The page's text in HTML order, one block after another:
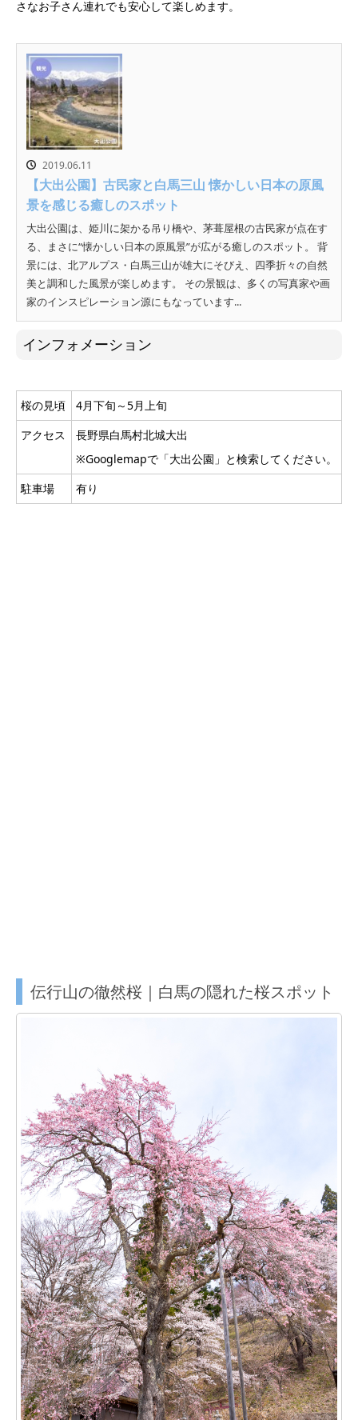
さなお子さん連れでも安心して楽しめます。
2019.06.11
【大出公園】古民家と白馬三山 懐かしい日本の原風
景を感じる癒しのスポット
大出公園は、姫川に架かる吊り橋や、茅葺屋根の古民家が点在す
る、まさに“懐かしい日本の原風景”が広がる癒しのスポット。 背
景には、北アルプス・白馬三山が雄大にそびえ、四季折々の自然
美と調和した風景が楽しめます。 その景観は、多くの写真家や画
家のインスピレーション源にもなっています...
インフォメーション
桜の見頃
4月下旬～5月上旬
アクセス
長野県白馬村北城大出
※Googlemapで「大出公園」と検索してください。
駐車場
有り
伝行山の徹然桜｜白馬の隠れた桜スポット